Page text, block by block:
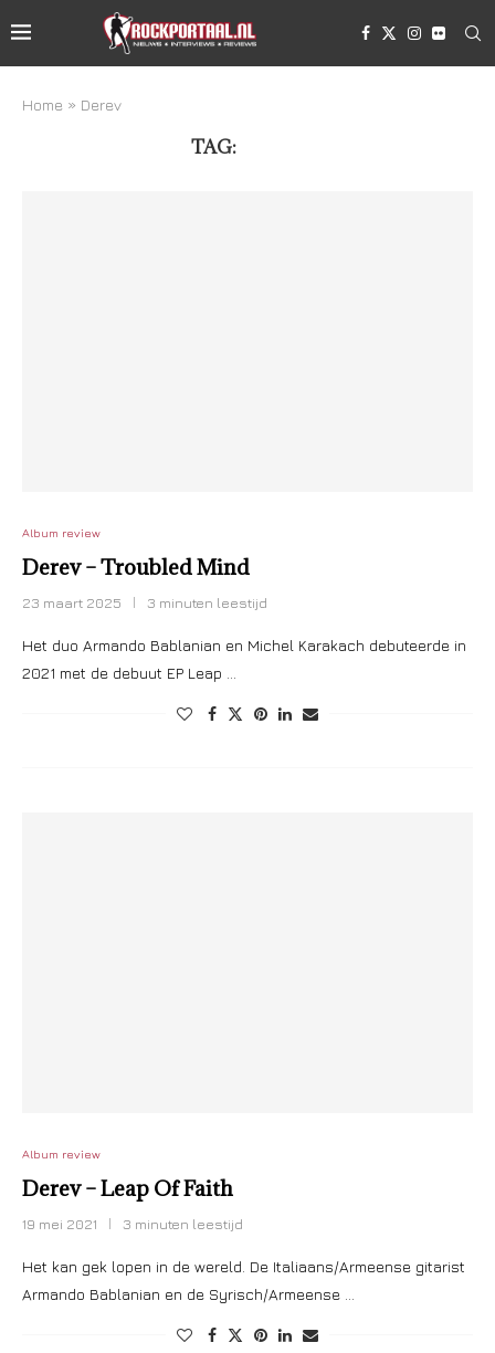
Home » Derev
TAG:
Album review
Derev – Troubled Mind
23 maart 2025 3 minuten leestijd
Het duo Armando Bablanian en Michel Karakach debuteerde in
2021 met de debuut EP Leap …
Album review
Derev – Leap Of Faith
19 mei 2021 3 minuten leestijd
Het kan gek lopen in de wereld. De Italiaans/Armeense gitarist
Armando Bablanian en de Syrisch/Armeense …